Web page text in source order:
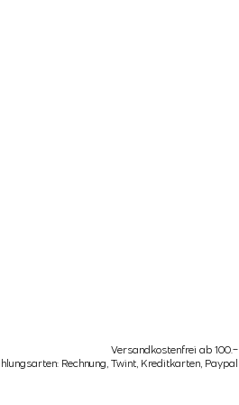
Versandkostenfrei ab 100.-
Rechnung, Twint, Kreditkarten, Paypal